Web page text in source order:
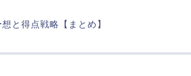
と得点戦略【まとめ】